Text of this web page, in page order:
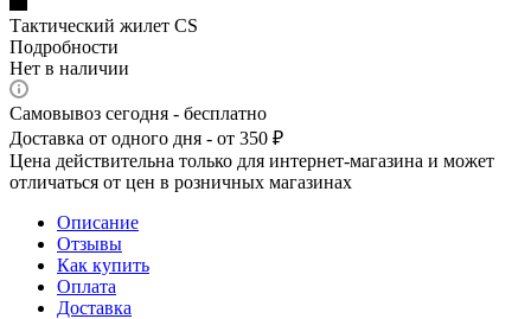
Тактический жилет CS
Подробности
Нет в наличии
Самовывоз сегодня - бесплатно
Доставка от одного дня - от 350 ₽
Цена действительна только для интернет-магазина и может
отличаться от цен в розничных магазинах
Описание
Отзывы
Как купить
Оплата
Доставка